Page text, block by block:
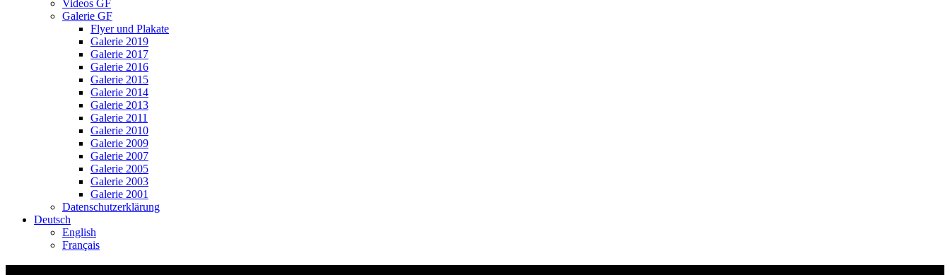
Videos GF
Galerie GF
Flyer und Plakate
Galerie 2019
Galerie 2017
Galerie 2016
Galerie 2015
Galerie 2014
Galerie 2013
Galerie 2011
Galerie 2010
Galerie 2009
Galerie 2007
Galerie 2005
Galerie 2003
Galerie 2001
Datenschutzerklärung
Deutsch
English
Français